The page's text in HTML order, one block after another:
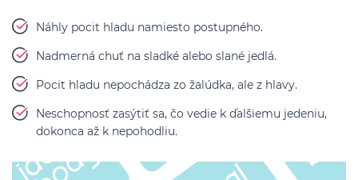
Náhly pocit hladu namiesto postupného.
Nadmerná chuť na sladké alebo slané jedlá.
Pocit hladu nepochádza zo žalúdka, ale z hlavy.
Neschopnosť zasýtiť sa, čo vedie k ďalšiemu jedeniu,
dokonca až k nepohodliu.